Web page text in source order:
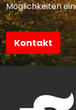
Möglichkeiten
Kontakt